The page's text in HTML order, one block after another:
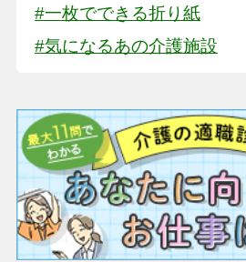
#一枚でできる折り紙
#気になるあの介護施設